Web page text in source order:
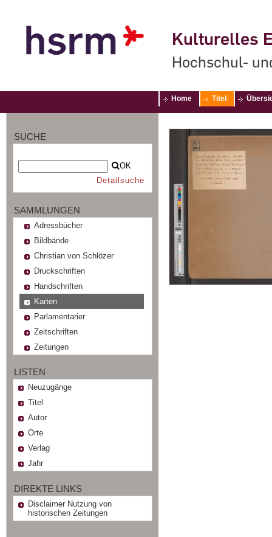
Kulturelles
Hochschul-
Home Titel
SUCHE
OK
Detailsuche
SAMMLUNGEN
Adressbücher
Bildbände
Christian von Schlözer
Druckschriften
Handschriften
Karten
Parlamentarier
Zeitschriften
Zeitungen
LISTEN
Neuzugänge
Titel
Autor
Orte
Verlag
Jahr
DIREKTE LINKS
Disclaimer Nutzung von
historischen Zeitungen